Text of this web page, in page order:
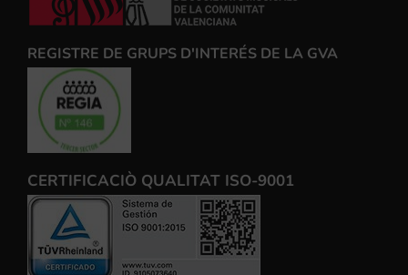
REGISTRE DE GRUPS D'INTERÉS DE LA GVA
CERTIFICACIÒ QUALITAT ISO-9001